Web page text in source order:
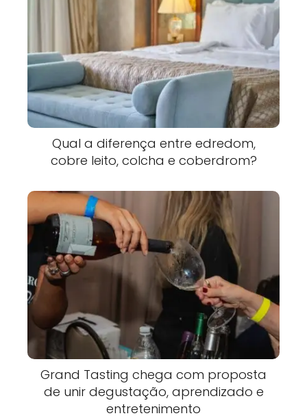
Qual a diferença entre edredom,
cobre leito, colcha e coberdrom?
Grand Tasting chega com proposta
de unir degustação, aprendizado e
entretenimento